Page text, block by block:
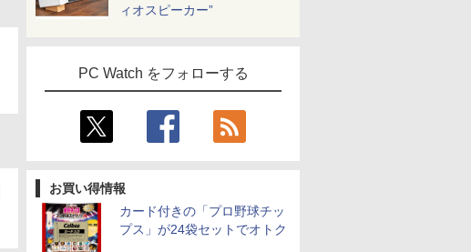
ィオスピーカー”
PC Watch をフォローする
お買い得情報
カード付きの「プロ野球チッ
プス」が24袋セットでオトク